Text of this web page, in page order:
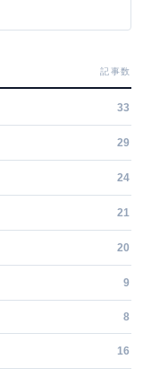
記事数
33
29
24
21
20
9
8
16